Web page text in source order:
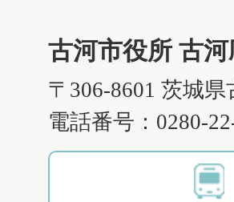
古河市役所 古
〒306-8601 茨城
電話番号：0280-